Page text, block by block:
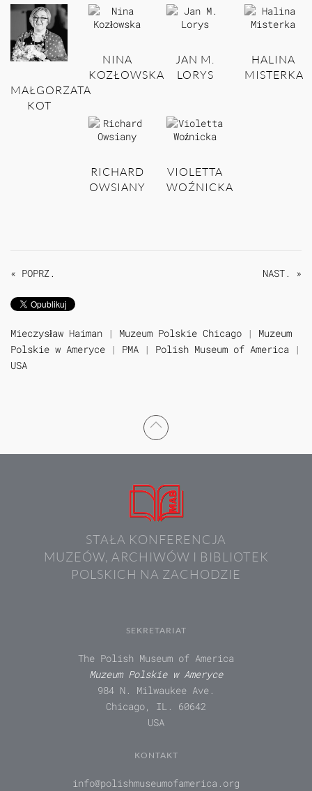
MAŁGORZATA
KOT
NINA
KOZŁOWSKA
JAN M.
LORYS
HALINA
MISTERKA
RICHARD
OWSIANY
VIOLETTA
WOŹNICKA
« POPRZ. NAST. »
Mieczysław Haiman | Muzeum Polskie Chicago | Muzeum
Polskie w Ameryce | PMA | Polish Museum of America |
USA
STAŁA KONFERENCJA
MUZEÓW, ARCHIWÓW I BIBLIOTEK
POLSKICH NA ZACHODZIE
SEKRETARIAT
The Polish Museum of America
Muzeum Polskie w Ameryce
984 N. Milwaukee Ave.
Chicago, IL. 60642
USA
KONTAKT
info@polishmuseumofamerica.org